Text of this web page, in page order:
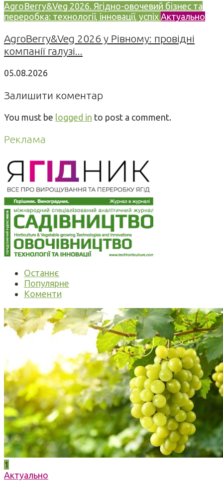
AgroBerry&Veg 2026. Ягідно-овочевий бізнес та
переробка: технології, інновації, успіх Актуально
AgroBerry&Veg 2026 у Рівному: провідні
компанії галузі...
05.08.2026
Залишити коментар
You must be logged in to post a comment.
Реклама
Останнє
Популярне
Коменти
1
Актуально